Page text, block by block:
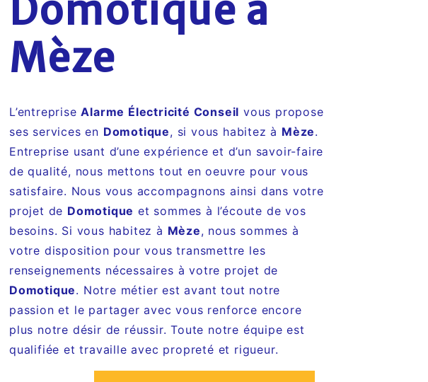
Domotique à
Mèze
L’entrepriseAlarme Électricité Conseil vous propose
ses services en Domotique, si vous habitez à Mèze.
Entreprise usant d’une expérience et d’un savoir-faire
de qualité, nous mettons tout en oeuvre pour vous
satisfaire. Nous vous accompagnons ainsi dans votre
projet de Domotique et sommes à l’écoute de vos
besoins. Si vous habitez à Mèze, nous sommes à
votre disposition pour vous transmettre les
renseignements nécessaires à votre projet de
Domotique. Notre métier est avant tout notre
passion et le partager avec vous renforce encore
plus notre désir de réussir. Toute notre équipe est
qualifiée et travaille avec propreté et rigueur.